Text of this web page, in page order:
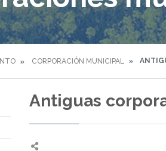
CORPORACIÓN MUNICIPAL
Antiguas